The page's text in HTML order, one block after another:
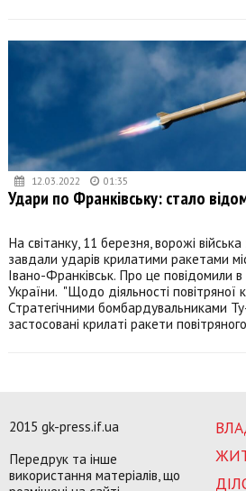
12.03.2022 01:35
Удари по Франківську: стало
На світанку, 11 березня, ворожі
завдали ударів крилатими ракетами
Івано-Франківськ. Про це повідомили
України. "Щодо діяльності повітряної
Стратегічними бомбардувальниками
застосовані крилаті ракети
2015 gk-press.if.ua
Передрук та інше
використання матеріалів, що